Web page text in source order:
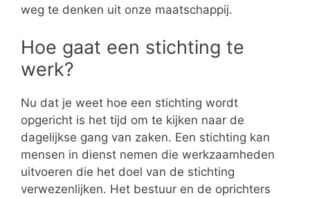
weg te denken uit onze maatschappij.
Hoe gaat een stichting te
werk?
Nu dat je weet hoe een stichting wordt
opgericht is het tijd om te kijken naar de
dagelijkse gang van zaken. Een stichting kan
mensen in dienst nemen die werkzaamheden
uitvoeren die het doel van de stichting
verwezenlijken. Het bestuur en de oprichters